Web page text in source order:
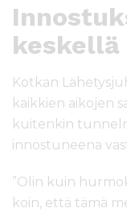
keskellä
Kotkan
kaikkien aikojen
kuitenkin
innostuneena
”Olin kuin
koin, että tämä